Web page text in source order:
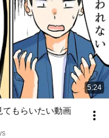
5:24
てもらいたい動画